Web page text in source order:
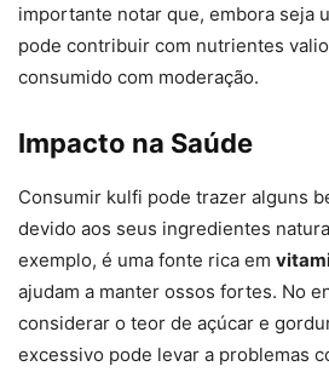
importante notar que, embora seja
pode contribuir com nutrientes
consumido com moderação.
Impacto na Saúde
Consumir kulfi pode trazer alguns
devido aos seus ingredientes
exemplo, é uma fonte rica em
ajudam a manter ossos fortes. No
considerar o teor de açúcar e
excessivo pode levar a problemas